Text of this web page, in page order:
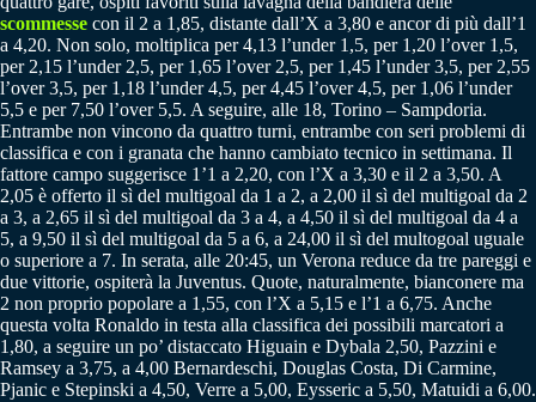
scommesse con il 2 a 1,85, distante dall’X a 3,80 e ancor di più dall’1
a 4,20. Non solo, moltiplica per 4,13 l’under 1,5, per 1,20 l’over 1,5,
per 2,15 l’under 2,5, per 1,65 l’over 2,5, per 1,45 l’under 3,5, per 2,55
l’over 3,5, per 1,18 l’under 4,5, per 4,45 l’over 4,5, per 1,06 l’under
5,5 e per 7,50 l’over 5,5. A seguire, alle 18, Torino – Sampdoria.
Entrambe non vincono da quattro turni, entrambe con seri problemi di
classifica e con i granata che hanno cambiato tecnico in settimana. Il
fattore campo suggerisce 1’1 a 2,20, con l’X a 3,30 e il 2 a 3,50. A
2,05 è offerto il sì del multigoal da 1 a 2, a 2,00 il sì del multigoal da 2
a 3, a 2,65 il sì del multigoal da 3 a 4, a 4,50 il sì del multigoal da 4 a
5, a 9,50 il sì del multigoal da 5 a 6, a 24,00 il sì del multogoal uguale
o superiore a 7. In serata, alle 20:45, un Verona reduce da tre pareggi e
due vittorie, ospiterà la Juventus. Quote, naturalmente, bianconere ma
2 non proprio popolare a 1,55, con l’X a 5,15 e l’1 a 6,75. Anche
questa volta Ronaldo in testa alla classifica dei possibili marcatori a
1,80, a seguire un po’ distaccato Higuain e Dybala 2,50, Pazzini e
Ramsey a 3,75, a 4,00 Bernardeschi, Douglas Costa, Di Carmine,
Pjanic e Stepinski a 4,50, Verre a 5,00, Eysseric a 5,50, Matuidi a 6,00.